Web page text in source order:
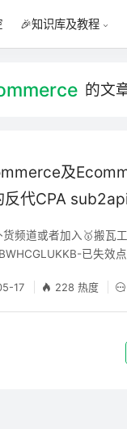
🎉知识库及教程
的文
及
反代CPA
频道或者加入🥇搬瓦
已失效
餐，15个机房切换，
及CMIN2），还
17 228 热度